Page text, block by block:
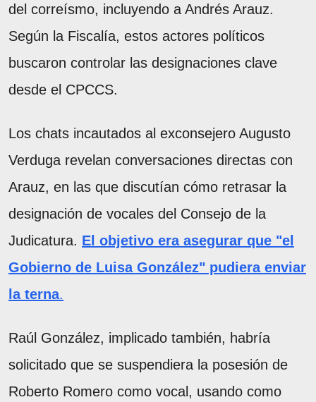
del correísmo, incluyendo a Andrés Arauz.
Según la Fiscalía, estos actores políticos
buscaron controlar las designaciones clave
desde el CPCCS.
Los chats incautados al exconsejero Augusto
Verduga revelan conversaciones directas con
Arauz, en las que discutían cómo retrasar la
designación de vocales del Consejo de la
Judicatura. El objetivo era asegurar que "el
Gobierno de Luisa González" pudiera enviar
la terna.
Raúl González, implicado también, habría
solicitado que se suspendiera la posesión de
Roberto Romero como vocal, usando como